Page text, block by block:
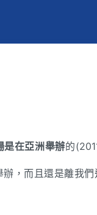
是在亞洲舉辦的
，而且還是離我